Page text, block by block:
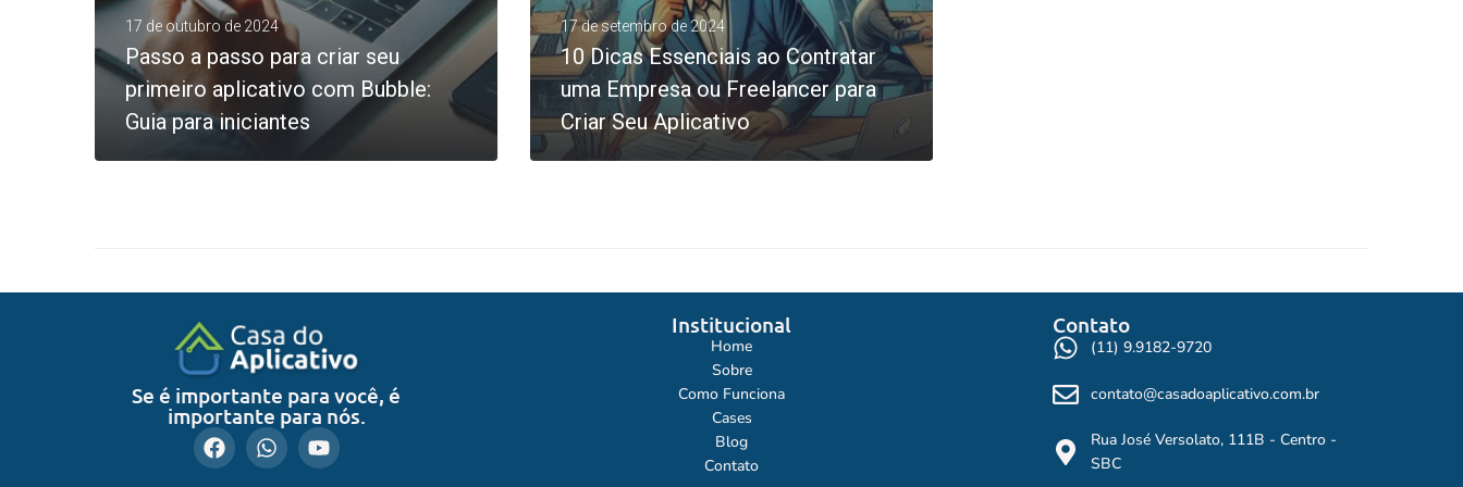
17 de outubro de 2024
Passo a passo para criar seu
primeiro aplicativo com Bubble:
Guia para iniciantes
17 de setembro de 2024
10 Dicas Essenciais ao Contratar
uma Empresa ou Freelancer para
Criar Seu Aplicativo
Se é importante para você, é
importante para nós.
Institucional
Home
Sobre
Como Funciona
Cases
Blog
Contato
Contato
(11) 9.9182-9720
contato@casadoaplicativo.com.br
Rua José Versolato, 111B - Centro -
SBC